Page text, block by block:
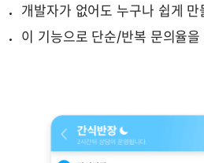
개발자가 없어도 누구나 쉽게
이 기능으로 단순/반복 문의율